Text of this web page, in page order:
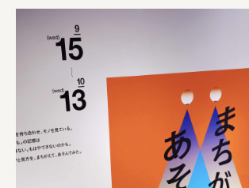
株式会社ニューテックシンセイ
PALAB
株式会社ドリームプラザ
GOEMON
株式会社ヤマサン
株式会社 マツバラ